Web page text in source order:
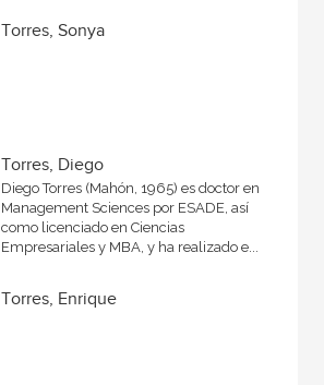
Torres, Sonya
Torres, Diego
Diego Torres (Mahón, 1965) es doctor en
Management Sciences por ESADE, así
como licenciado en Ciencias
Empresariales y MBA, y ha realizado e...
Torres, Enrique